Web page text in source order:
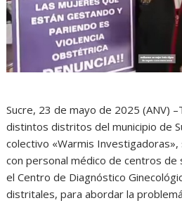
Sucre, 23 de mayo de 2025 (ANV)
distintos distritos del municipio de
colectivo «Warmis
con personal médico de centros de
el Centro de Diagnóstico
distritales, para abordar la